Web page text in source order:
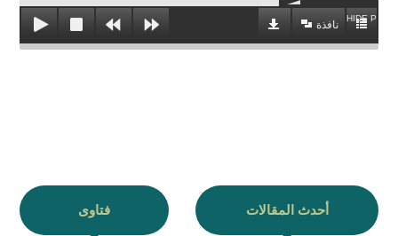
HIDE
نافذة
أحدث المقالات فتاوى